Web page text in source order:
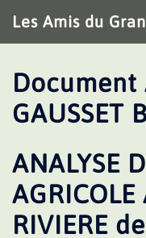
au
contenu
Les Amis du
Document
GAUSSET
ANALYSE
RIVIERE